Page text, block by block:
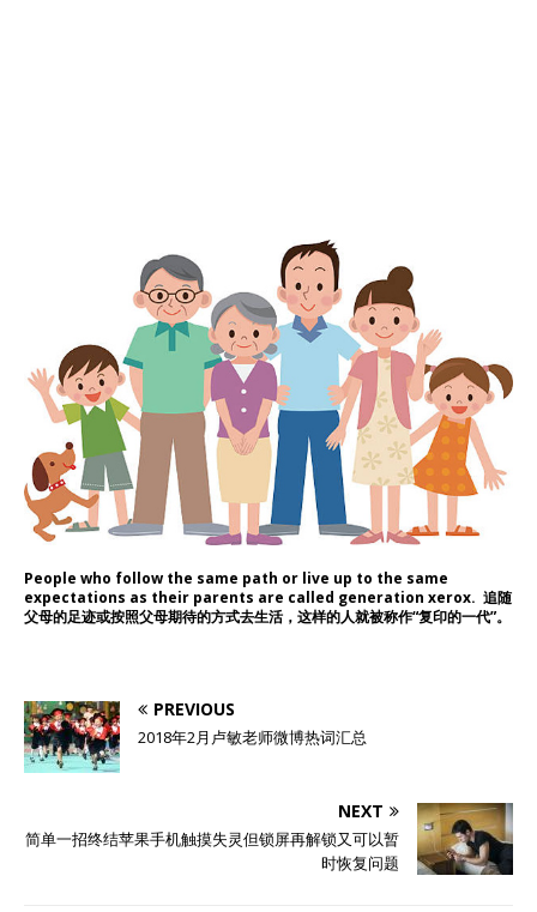
People who follow the same path or live up to the same
expectations as their parents are called generation xerox. 追随
父母的足迹或按照父母期待的方式去生活，这样的人就被称作“复印的一代”。
PREVIOUS
2018年2月卢敏老师微博热词汇总
NEXT
简单一招终结苹果手机触摸失灵但锁屏再解锁又可以暂
时恢复问题